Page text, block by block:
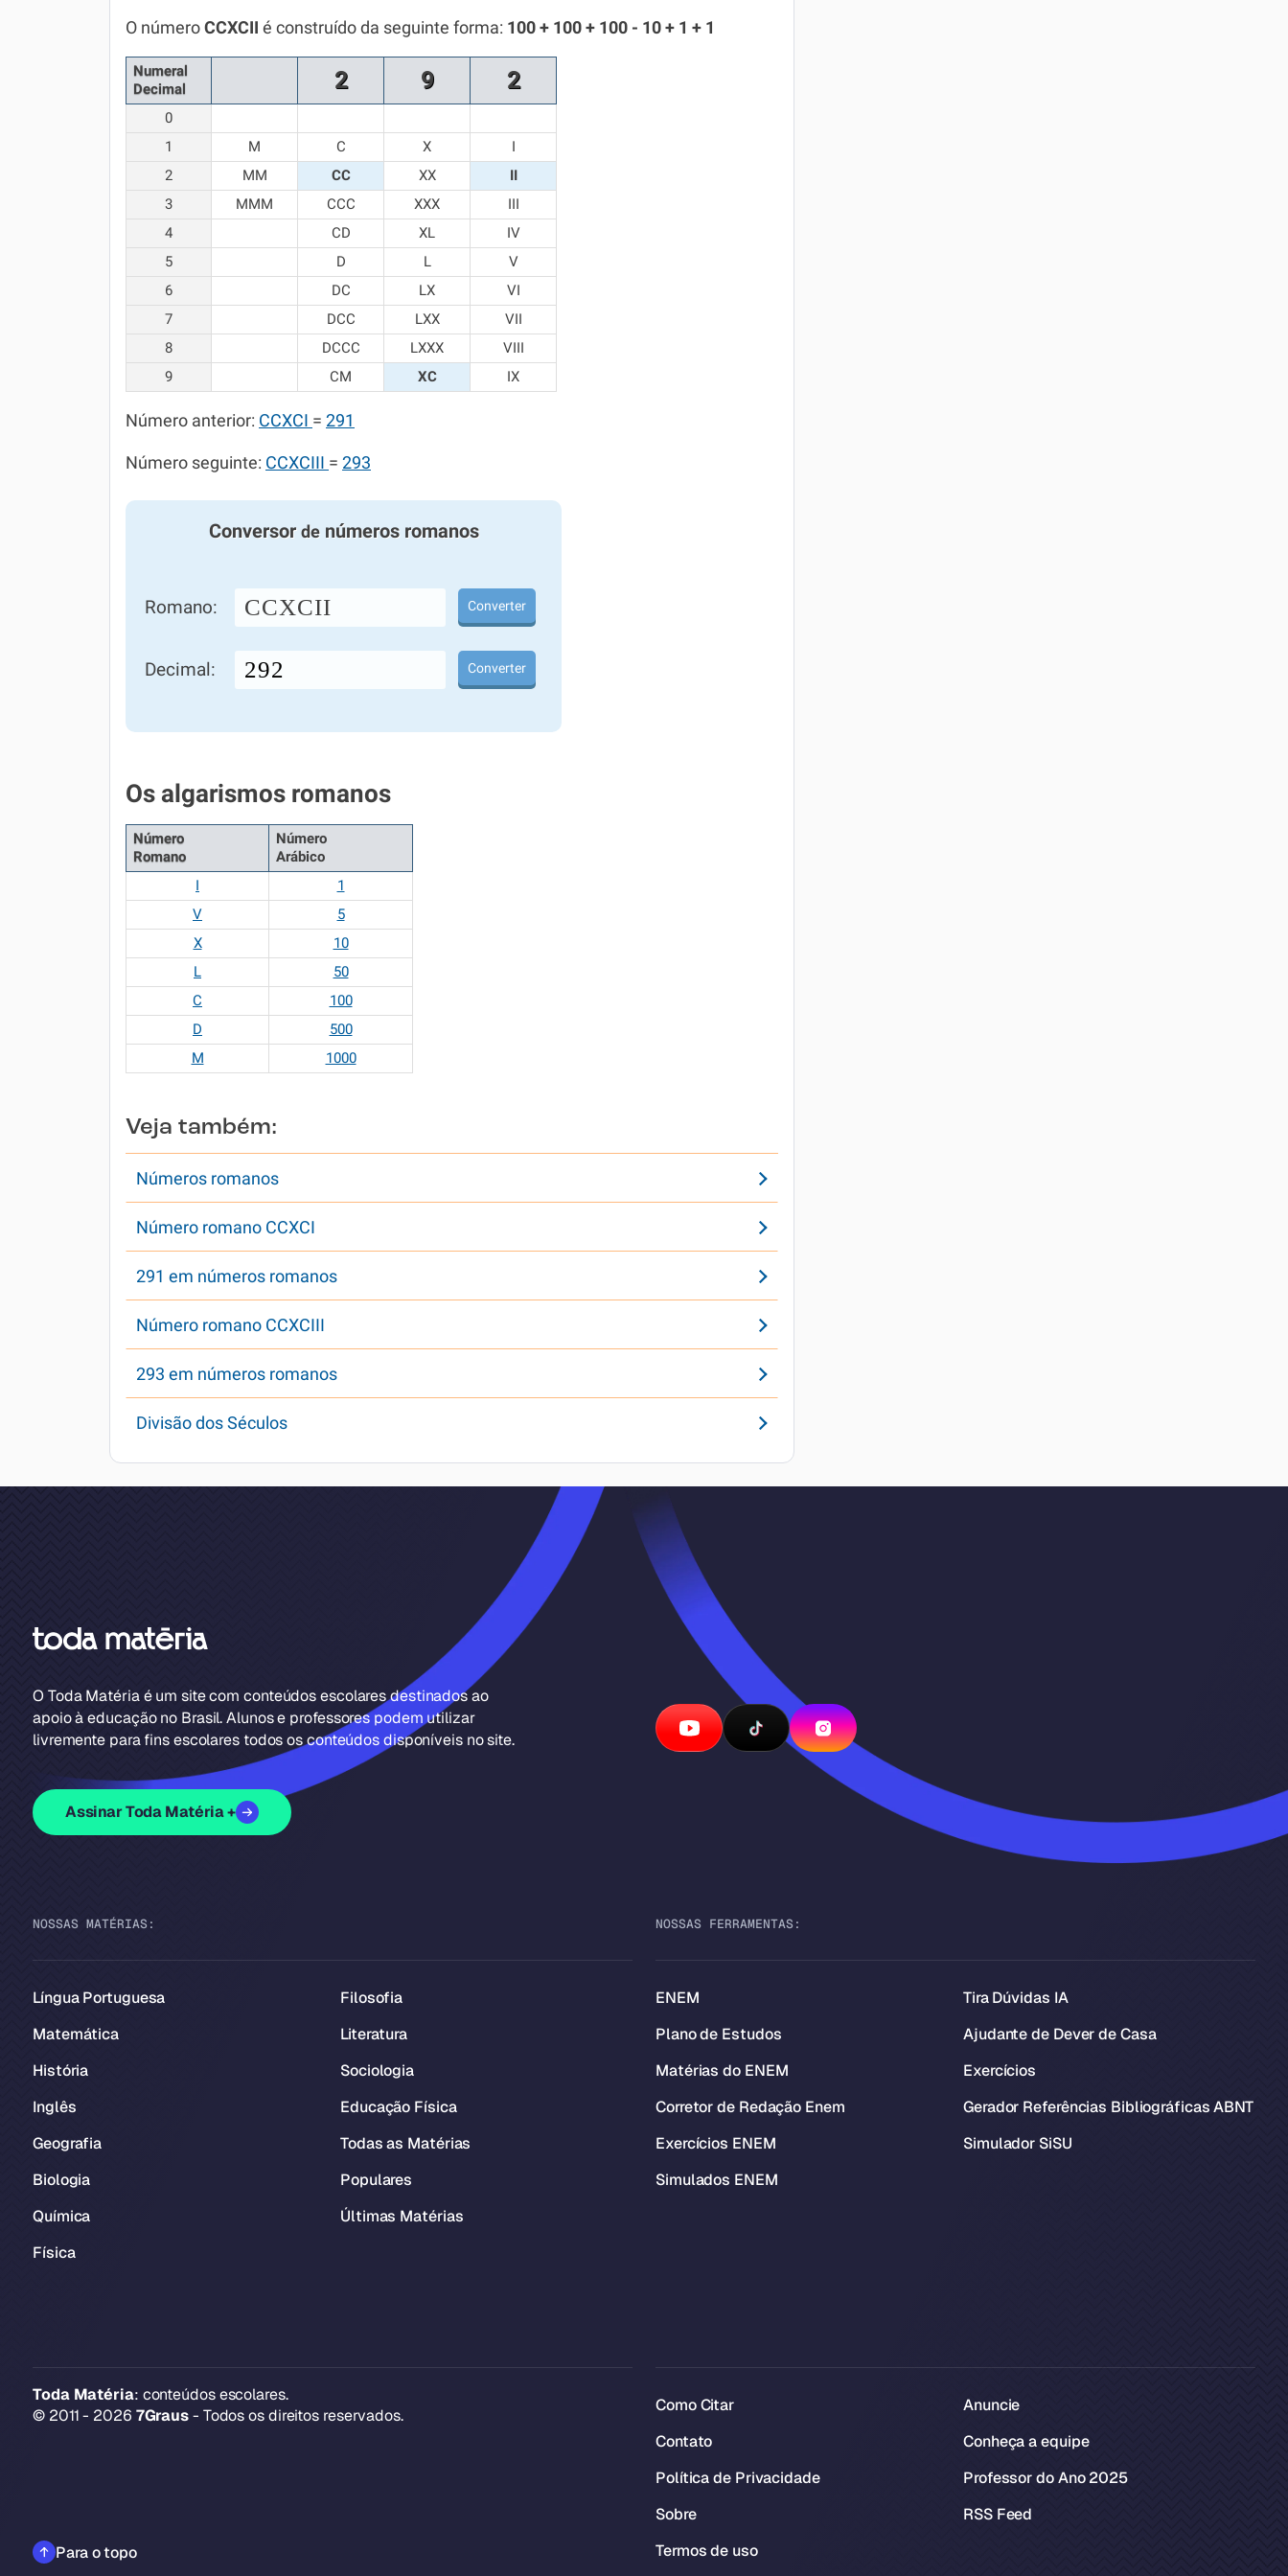
Química
Todos os Exercícios
O número CCXCII é construído da seguinte forma: 100 + 100 + 100 - 10 + 1 + 1
Numeral
Decimal
2 9 2
0
1
M C X
I
2
MM CC XX
II
3
MMM CCC XXX
III
4
CD XL
IV
5
D L
V
6
DC LX
VI
7
DCC LXX
VII
8
DCCC LXXX
VIII
9
CM XC IX
Número anterior: CCXCI = 291
Número seguinte: CCXCIII = 293
Conversor denúmeros romanos
Romano: CCXCII Converter
Decimal: Converter
Os algarismos romanos
Número
Romano
Número
Arábico
I
1
V
5
X
10
L
50
C
100
D
500
M
1000
Veja também:
Números romanos
Número romano CCXCI
291 em números romanos
Número romano CCXCIII
293 em números romanos
Divisão dos Séculos
O Toda Matéria é um site com conteúdos escolares destinados ao
apoio à educação no Brasil. Alunos e professores podem utilizar
livremente para fins escolares todos os conteúdos disponíveis no site.
Assinar Toda Matéria +
NOSSAS MATÉRIAS:
Língua Portuguesa
Matemática
História
Inglês
Geografia
Biologia
Química
Física
Filosofia
Literatura
Sociologia
Educação Física
Todas as Matérias
Populares
Últimas Matérias
NOSSAS FERRAMENTAS:
ENEM
Plano de Estudos
Matérias do ENEM
Corretor de Redação Enem
Exercícios ENEM
Simulados ENEM
Tira Dúvidas IA
Ajudante de Dever de Casa
Exercícios
Gerador Referências Bibliográficas ABNT
Simulador SiSU
Toda Matéria: conteúdos escolares.
© 2011 - 2026 7Graus- Todos os direitos reservados.
Para o topo
Como Citar
Contato
Política de Privacidade
Sobre
Termos de uso
Anuncie
Conheça a equipe
Professor do Ano 2025
RSS Feed